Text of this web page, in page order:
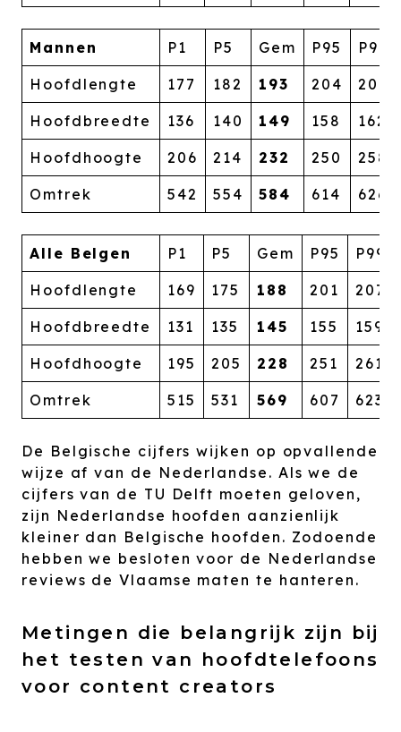
Mannen P1 P5 Gem P95 P99
Hoofdlengte 177 182 193 204 209
Hoofdbreedte 136 140 149 158 162
Hoofdhoogte 206 214 232 250 258
Omtrek 542 554 584 614 626
Alle Belgen P1 P5 Gem P95 P99
Hoofdlengte 169 175 188 201 207
Hoofdbreedte 131 135 145 155 159
Hoofdhoogte 195 205 228 251 261
Omtrek 515 531 569 607 623
De Belgische cijfers wijken op opvallende
wijze af van de Nederlandse. Als we de
cijfers van de TU Delft moeten geloven,
zijn Nederlandse hoofden aanzienlijk
kleiner dan Belgische hoofden. Zodoende
hebben we besloten voor de Nederlandse
reviews de Vlaamse maten te hanteren.
Metingen die belangrijk zijn bij
het testen van hoofdtelefoons
voor content creators